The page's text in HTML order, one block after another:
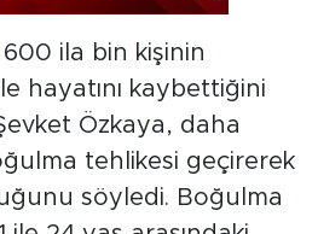
ila bin kişinin
hayatını kaybettiğini
Özkaya, daha
tehlikesi geçirerek
söyledi. Boğulma